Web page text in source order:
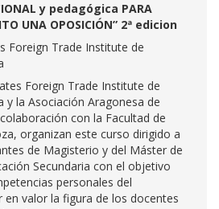
y pedagógica PARA
UNA OPOSICIÓN” 2ª edicion
Foreign Trade Institute de
Foreign Trade Institute de
y la Asociación Aragonesa de
con la Facultad de
organizan este curso dirigido a
de Magisterio y del Máster de
Secundaria con el objetivo
personales del
valor la figura de los docentes